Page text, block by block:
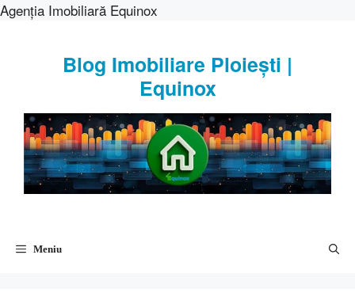
Agenția Imobiliară Equinox
Blog Imobiliare Ploiești |
Equinox
Meniu